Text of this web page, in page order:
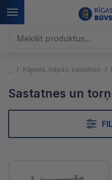
Kāpnes, trepes, sastatnes
Sastatnes un